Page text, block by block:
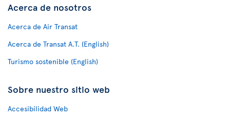
Acerca de nosotros
Acerca de Air Transat
Acerca de Transat A.T. (English)
Turismo sostenible (English)
Sobre nuestro sitio web
Accesibilidad Web